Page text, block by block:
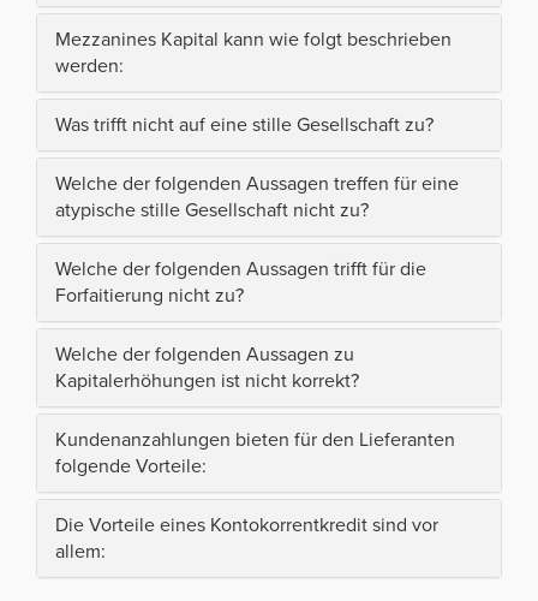
Mezzanines Kapital kann wie folgt beschrieben
werden:
Was trifft nicht auf eine stille Gesellschaft zu?
Welche der folgenden Aussagen treffen für eine
atypische stille Gesellschaft nicht zu?
Welche der folgenden Aussagen trifft für die
Forfaitierung nicht zu?
Welche der folgenden Aussagen zu
Kapitalerhöhungen ist nicht korrekt?
Kundenanzahlungen bieten für den Lieferanten
folgende Vorteile:
Die Vorteile eines Kontokorrentkredit sind vor
allem: